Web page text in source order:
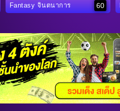
Fantasy จินตนาการ 60